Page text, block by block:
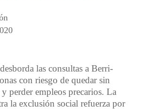
las consultas a Berri-
con riesgo de quedar sin
y perder empleos precarios. La
la exclusión social refuerza por